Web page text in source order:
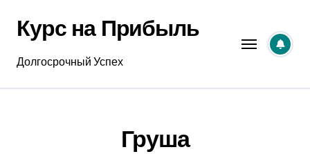
содержанию
Курс на Прибыль
Долгосрочный Успех
Груша